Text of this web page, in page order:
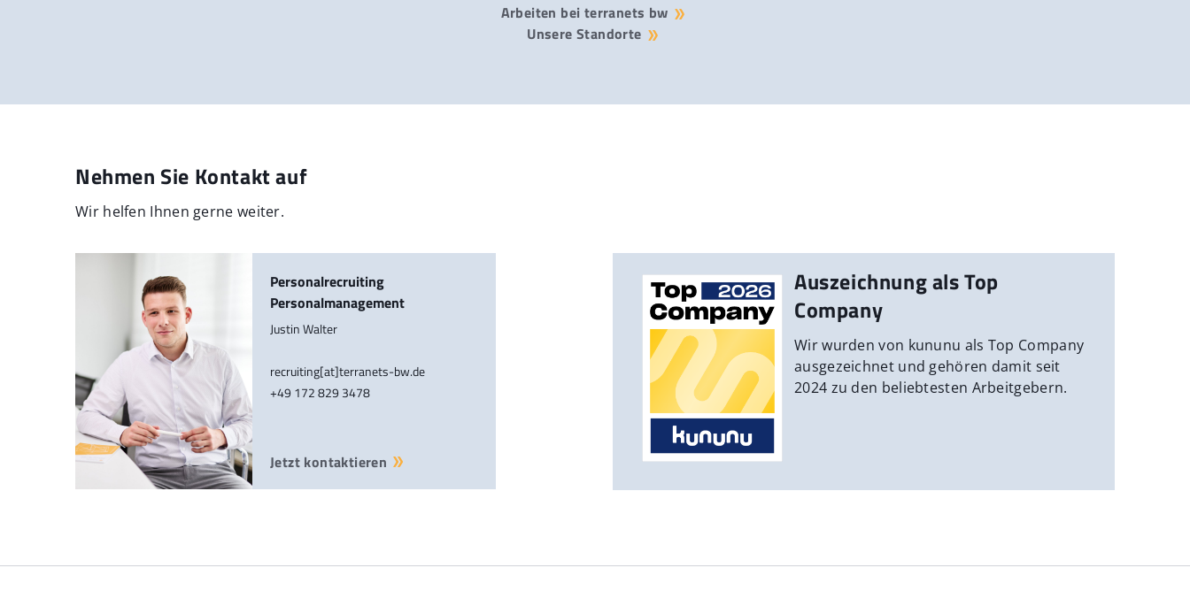
Arbeiten bei terranets bw
Unsere Standorte
Nehmen Sie Kontakt auf
Wir helfen Ihnen gerne weiter.
Personalrecruiting
Personalmanagement
Justin Walter
recruiting[at]terranets-bw.de
+49 172 829 3478
Jetzt kontaktieren
Auszeichnung als Top
Company
Wir wurden von kununu als Top Company
ausgezeichnet und gehören damit seit
2024 zu den beliebtesten Arbeitgebern.